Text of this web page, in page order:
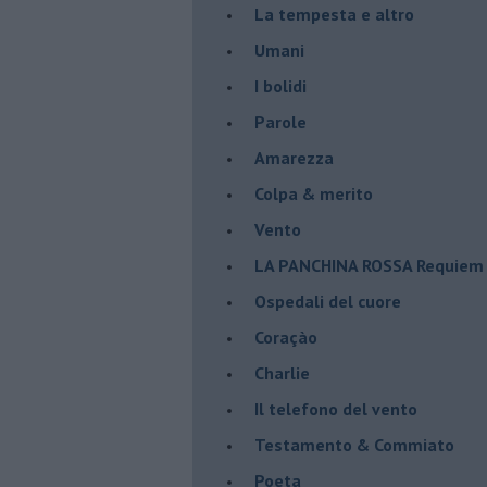
La tempesta e altro
Umani
I bolidi
Parole
Amarezza
Colpa & merito
Vento
​LA PANCHINA ROSSA
Ospedali del cuore
Coraçào
Charlie
Il telefono del vento
Testamento & Commiato
Poeta